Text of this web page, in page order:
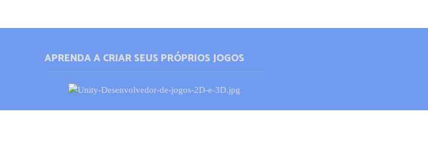
APRENDA A CRIAR SEUS PRÓPRIOS JOGOS